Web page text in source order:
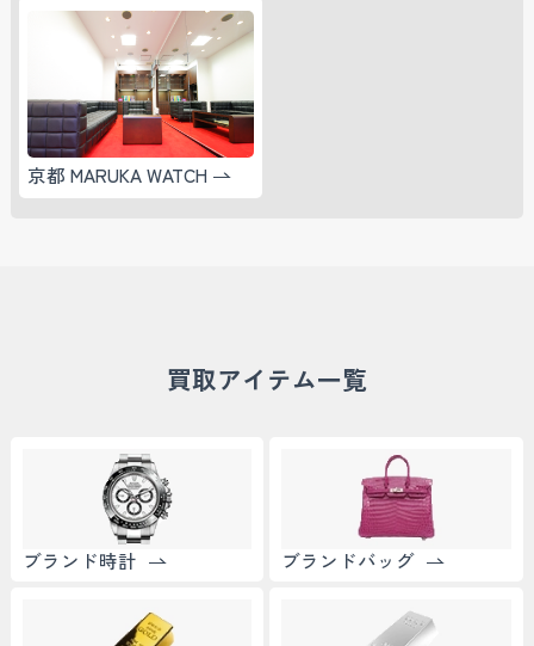
京都 MARUKA WATCH
買取アイテム一覧
ブランド時計 ブランドバッグ